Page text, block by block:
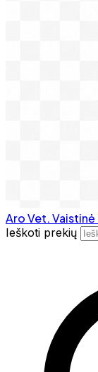
Aro Vet. Vaistinė
Ieškoti prekių